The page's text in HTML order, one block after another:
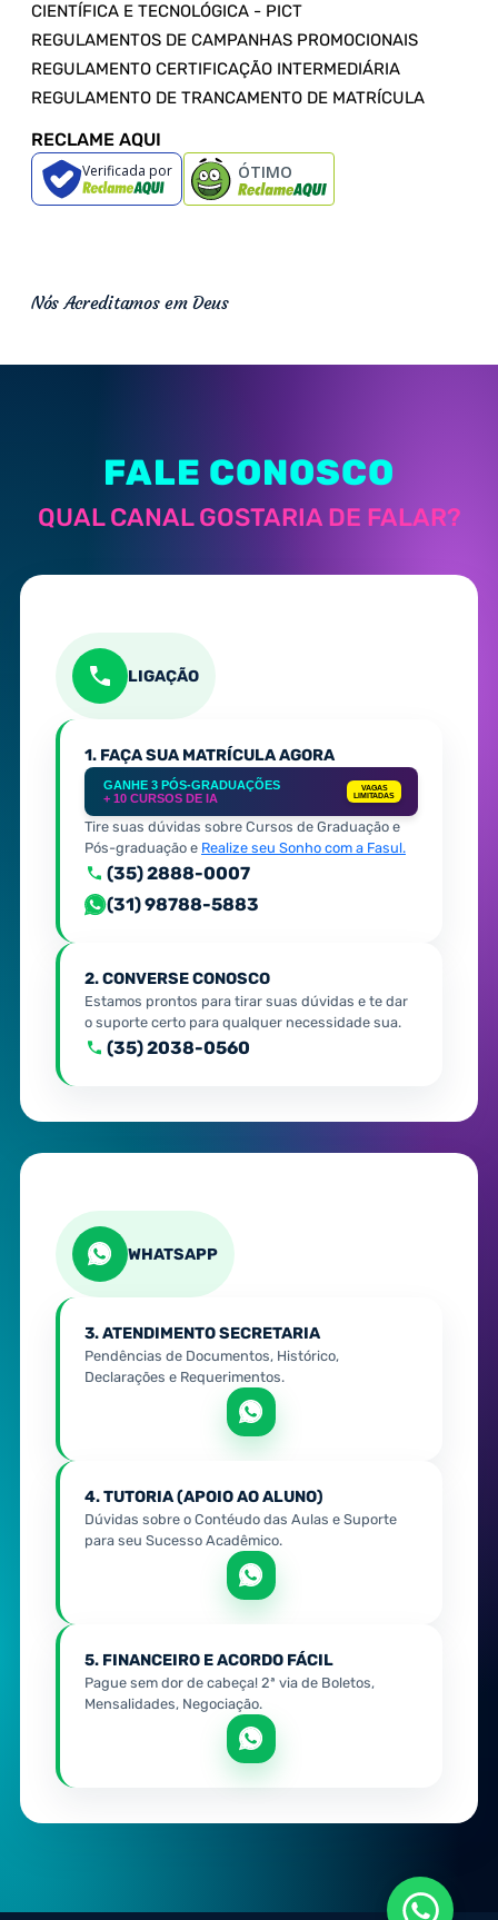
CIENTÍFICA E TECNOLÓGICA - PICT
REGULAMENTOS DE CAMPANHAS PROMOCIONAIS
REGULAMENTO CERTIFICAÇÃO INTERMEDIÁRIA
REGULAMENTO DE TRANCAMENTO DE MATRÍCULA
RECLAME AQUI
Verificada por ÓTIMO
Nós Acreditamos em Deus
FALE CONOSCO
QUAL CANAL GOSTARIA DE FALAR?
LIGAÇÃO
1. FAÇA SUA MATRÍCULA AGORA
GANHE 3 PÓS-GRADUAÇÕES
+ 10 CURSOS DE IA
VAGAS
LIMITADAS
Tire suas dúvidas sobre Cursos de Graduação e
Pós-graduação e Realize seu Sonho com a Fasul.
(35) 2888-0007
(31) 98788-5883
2. CONVERSE CONOSCO
Estamos prontos para tirar suas dúvidas e te dar
o suporte certo para qualquer necessidade sua.
(35) 2038-0560
WHATSAPP
3. ATENDIMENTO SECRETARIA
Pendências de Documentos, Histórico,
Declarações e Requerimentos.
4. TUTORIA (APOIO AO ALUNO)
Dúvidas sobre o Contéudo das Aulas e Suporte
para seu Sucesso Acadêmico.
5. FINANCEIRO E ACORDO FÁCIL
Pague sem dor de cabeça! 2ª via de Boletos,
Mensalidades, Negociação.